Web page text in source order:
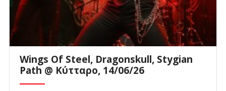
Wings Of Steel, Dragonskull, Stygian
Path @ Κύτταρο, 14/06/26